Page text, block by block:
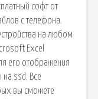
софт от
с телефона.
на любом
Excel
его отображения
на ssd. Все
вы сможете